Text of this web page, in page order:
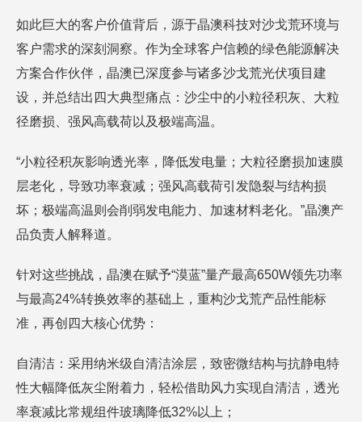
如此巨大的客户价值背后，源于晶澳科技对沙戈荒环境与
客户需求的深刻洞察。作为全球客户信赖的绿色能源解决
方案合作伙伴，晶澳已深度参与诸多沙戈荒光伏项目建
设，并总结出四大典型痛点：沙尘中的小粒径积灰、大粒
径磨损、强风高载荷以及极端高温。
“小粒径积灰影响透光率，降低发电量；大粒径磨损加速膜
层老化，导致功率衰减；强风高载荷引发隐裂与结构损
坏；极端高温则会削弱发电能力、加速材料老化。”晶澳产
品负责人解释道。
针对这些挑战，晶澳在赋予“漠蓝”量产最高650W领先功率
与最高24%转换效率的基础上，重构沙戈荒产品性能标
准，再创四大核心优势：
自清洁：采用纳米级自清洁涂层，致密微结构与抗静电特
性大幅降低灰尘附着力，轻松借助风力实现自清洁，透光
率衰减比常规组件玻璃降低32%以上；